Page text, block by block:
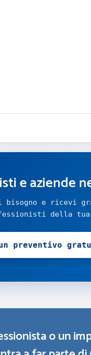
e aziende
bisogno e ricevi
della tua
preventivo
o un